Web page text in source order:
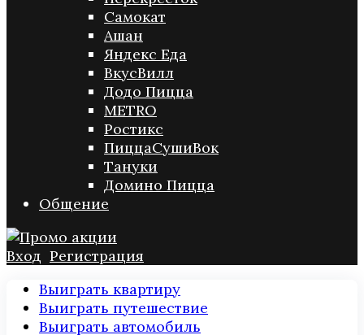
Самокат
Ашан
Яндекс Еда
ВкусВилл
Додо Пицца
METRO
Ростикс
ПиццаСушиВок
Тануки
Домино Пицца
Общение
Вход Регистрация
Выиграть квартиру
Выиграть путешествие
Выиграть автомобиль